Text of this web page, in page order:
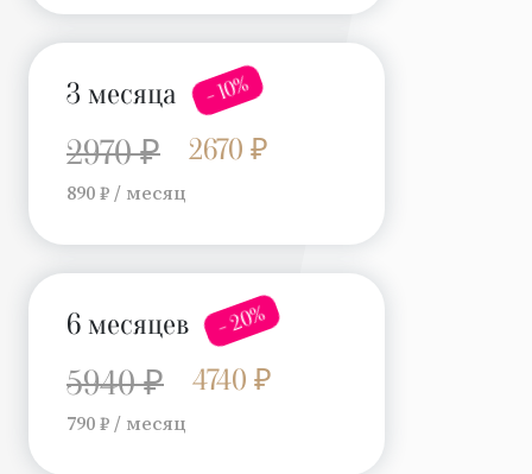
3 месяца - 10%
2970 ₽ 2670 ₽
890 ₽ / месяц
6 месяцев - 20%
5940 ₽ 4740 ₽
790 ₽ / месяц